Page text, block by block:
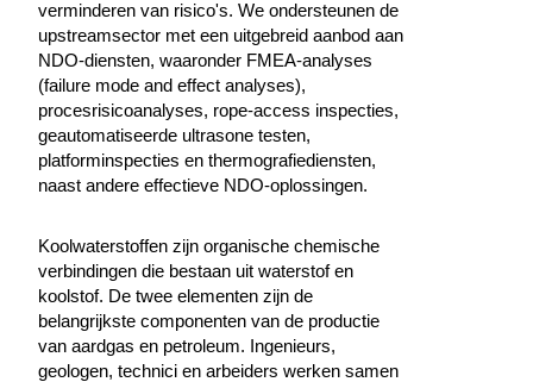
verminderen van risico's. We ondersteunen de
upstreamsector met een uitgebreid aanbod aan
NDO-diensten, waaronder FMEA-analyses
(failure mode and effect analyses),
procesrisicoanalyses, rope-access inspecties,
geautomatiseerde ultrasone testen,
platforminspecties en thermografiediensten,
naast andere effectieve NDO-oplossingen.
Koolwaterstoffen zijn organische chemische
verbindingen die bestaan uit waterstof en
koolstof. De twee elementen zijn de
belangrijkste componenten van de productie
van aardgas en petroleum. Ingenieurs,
geologen, technici en arbeiders werken samen